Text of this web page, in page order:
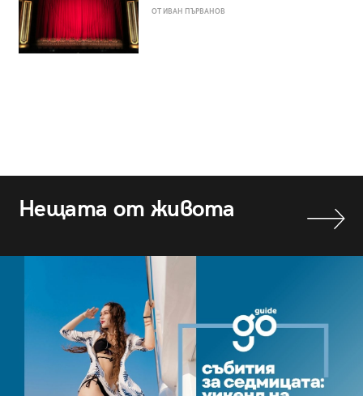
ОТ ИВАН ПЪРВАНОВ
Нещата от живота